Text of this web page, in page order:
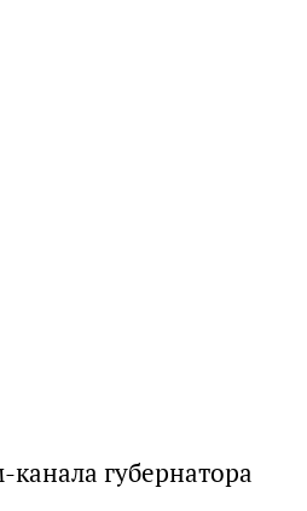
канала губернатора